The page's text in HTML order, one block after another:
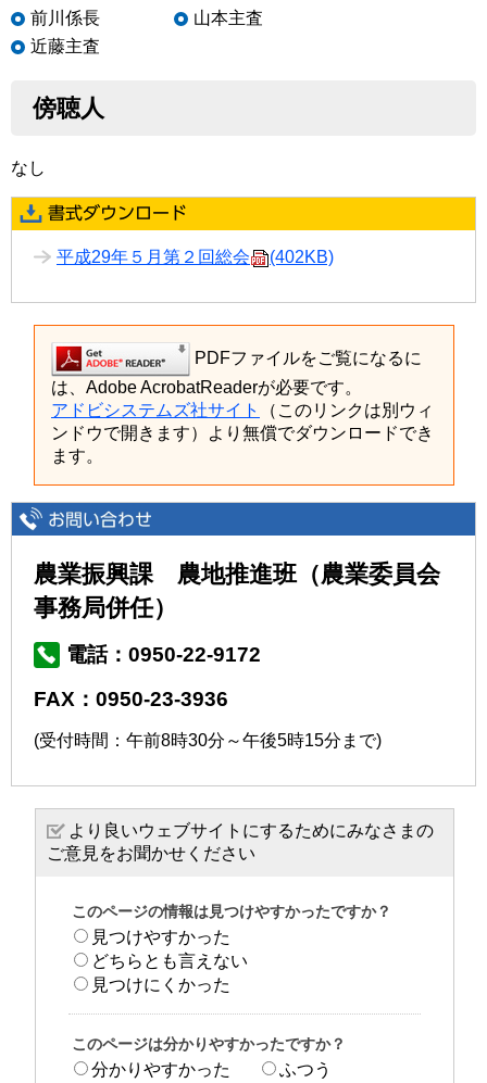
前川係長
山本主査
近藤主査
傍聴人
なし
平成29年５月第２回総会 (402KB)
PDFファイルをご覧になるに
は、Adobe AcrobatReaderが必要です。
アドビシステムズ社サイト
（このリンクは別ウィ
ンドウで開きます）より無償でダウンロードでき
ます。
農業振興課 農地推進班（農業委員会
事務局併任）
電話：0950-22-9172
FAX：0950-23-3936
(受付時間：午前8時30分～午後5時15分まで)
より良いウェブサイトにするためにみなさまの
ご意見をお聞かせください
このページの情報は見つけやすかったですか？
見つけやすかった
どちらとも言えない
見つけにくかった
このページは分かりやすかったですか？
分かりやすかった
ふつう